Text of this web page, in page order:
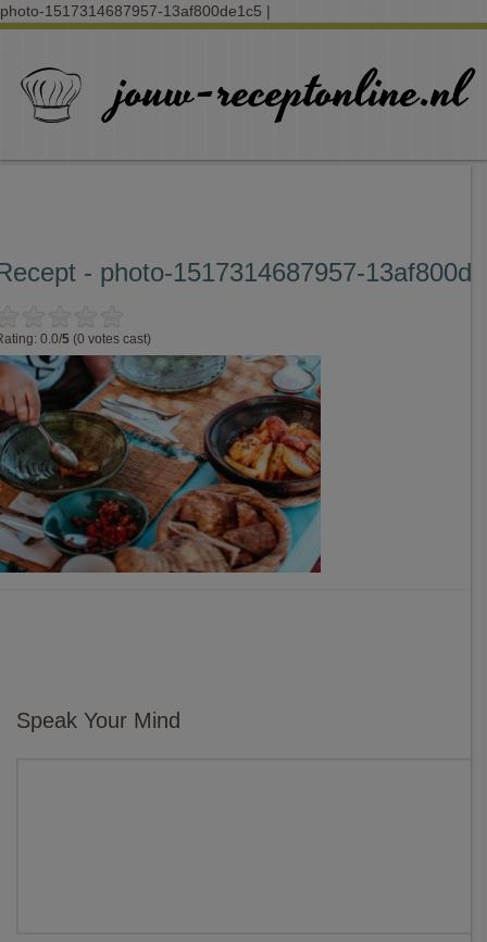
photo-1517314687957-13af800de1c5 |
- photo-1517314687957-
0.0/5 (0 votes cast)
Speak Your Mind